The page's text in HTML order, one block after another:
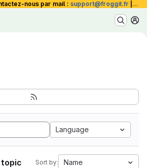
nous par mail : support@froggit.fr La
Language
Sort by: Name